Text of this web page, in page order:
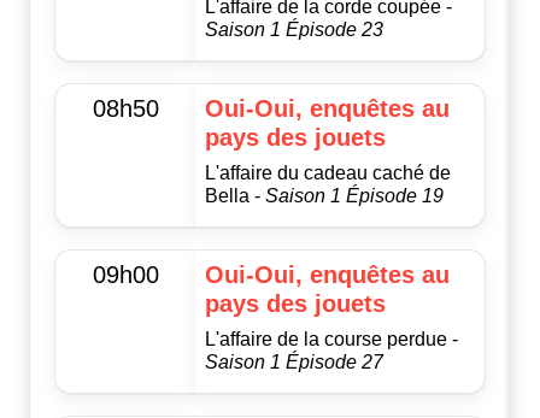
L'affaire de la corde coupée -
Saison 1 Épisode 23
08h50
Oui-Oui, enquêtes au
pays des jouets
L'affaire du cadeau caché de
Bella - Saison 1 Épisode 19
09h00
Oui-Oui, enquêtes au
pays des jouets
L'affaire de la course perdue -
Saison 1 Épisode 27